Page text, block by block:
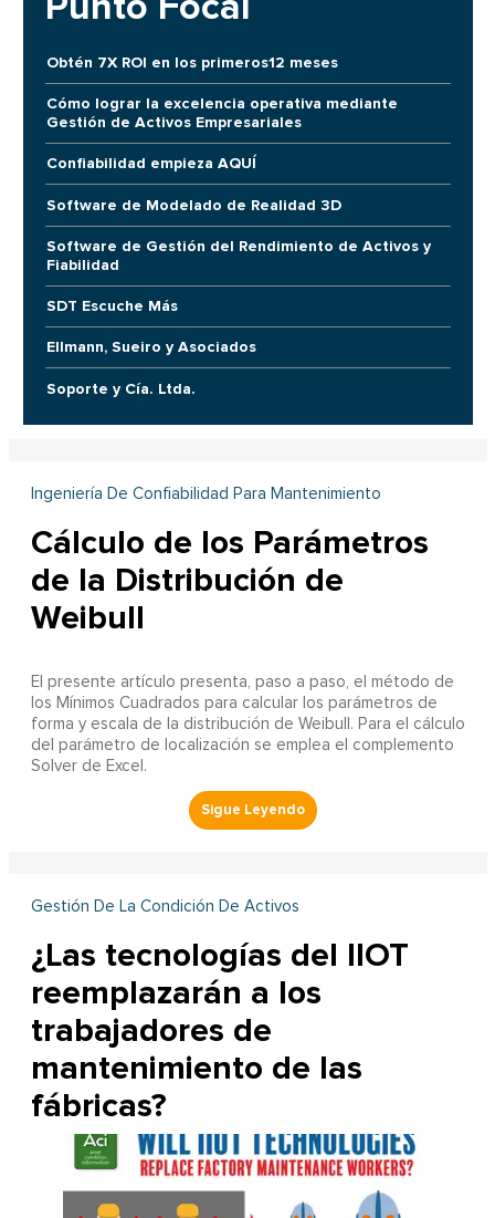
Obtén 7X ROI en los primeros12 meses
Cómo lograr la excelencia operativa mediante
Gestión de Activos Empresariales
Confiabilidad empieza AQUÍ
Software de Modelado de Realidad 3D
Software de Gestión del Rendimiento de Activos y
Fiabilidad
SDT Escuche Más
Ellmann, Sueiro y Asociados
Soporte y Cía. Ltda.
Ingeniería De Confiabilidad Para Mantenimiento
Cálculo de los Parámetros
de la Distribución de
Weibull
El presente artículo presenta, paso a paso, el método de
los Mínimos Cuadrados para calcular los parámetros de
forma y escala de la distribución de Weibull. Para el cálculo
del parámetro de localización se emplea el complemento
Solver de Excel.
Gestión De La Condición De Activos
¿Las tecnologías del IIOT
reemplazarán a los
trabajadores de
mantenimiento de las
fábricas?